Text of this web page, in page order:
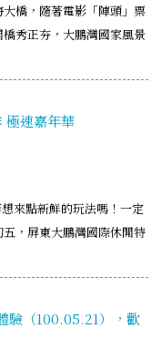
橋，隨著電影「陣頭」票
秀正夯，大鵬灣國家風景
極速嘉年華
來點新鮮的玩法嗎！一定
，屏東大鵬灣國際休閒特
驗（100.05.21），歡